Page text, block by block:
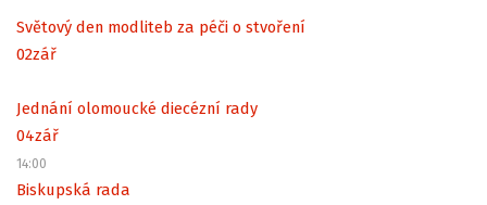
Světový den modliteb za péči o stvoření
02zář
Jednání olomoucké diecézní rady
04zář
14:00
Biskupská rada